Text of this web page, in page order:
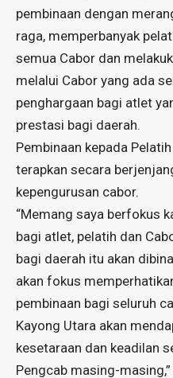
pembinaan dengan
raga, memperbanyak
semua Cabor dan
melalui Cabor yang ada
penghargaan bagi atlet
prestasi bagi daerah.
Pembinaan kepada
terapkan secara
kepengurusan cabor.
“Memang saya berfokus
bagi atlet, pelatih dan
bagi daerah itu akan
akan fokus
pembinaan bagi seluruh
Kayong Utara akan
kesetaraan dan keadilan
Pengcab masing-